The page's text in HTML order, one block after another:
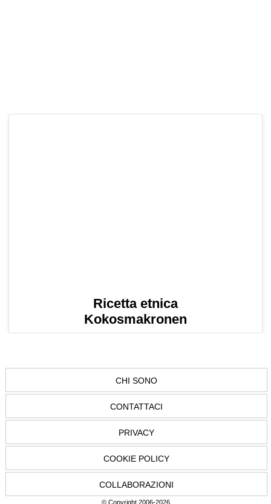
Ricetta etnica
Kokosmakronen
CHI SONO
CONTATTACI
PRIVACY
COOKIE POLICY
COLLABORAZIONI
© Copyright 2006-2026